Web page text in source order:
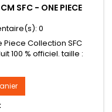
SFC - ONE PIECE
0
Piece Collection SFC
100 % officiel. taille :